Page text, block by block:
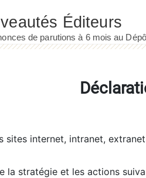
sites internet, intranet,
la stratégie et les actions